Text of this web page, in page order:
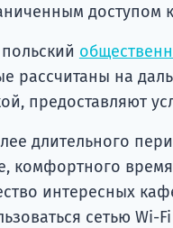
доступом
рассчитаны на
предоставляют
длительного
комфортного
интересных
сетью Wi-